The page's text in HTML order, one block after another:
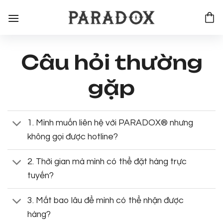
qua
Câu hỏi thường
gặp
1. Mình muốn liên hệ với PARADOX® nhưng
không gọi được hotline?
2. Thời gian mà mình có thể đặt hàng trực
tuyến?
3. Mất bao lâu để mình có thể nhận được
hàng?